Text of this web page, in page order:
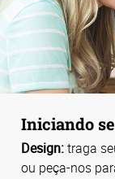
Iniciando
Design:traga
ou peça-nos